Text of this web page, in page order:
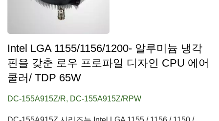
Intel LGA 1155/1156/1200- 알루미늄 냉각
핀을 갖춘 로우 프로파일 디자인 CPU 에어
쿨러/ TDP 65W
DC-155A915Z/R, DC-155A915Z/RPW